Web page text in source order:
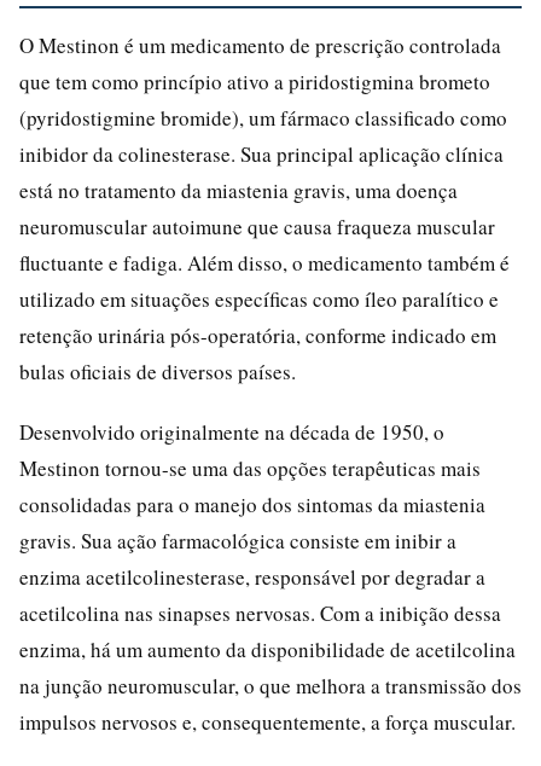
O Mestinon é um medicamento de prescrição controlada
que tem como princípio ativo a piridostigmina brometo
(pyridostigmine bromide), um fármaco classificado como
inibidor da colinesterase. Sua principal aplicação clínica
está no tratamento da miastenia gravis, uma doença
neuromuscular autoimune que causa fraqueza muscular
fluctuante e fadiga. Além disso, o medicamento também é
utilizado em situações específicas como íleo paralítico e
retenção urinária pós-operatória, conforme indicado em
bulas oficiais de diversos países.
Desenvolvido originalmente na década de 1950, o
Mestinon tornou-se uma das opções terapêuticas mais
consolidadas para o manejo dos sintomas da miastenia
gravis. Sua ação farmacológica consiste em inibir a
enzima acetilcolinesterase, responsável por degradar a
acetilcolina nas sinapses nervosas. Com a inibição dessa
enzima, há um aumento da disponibilidade de acetilcolina
na junção neuromuscular, o que melhora a transmissão dos
impulsos nervosos e, consequentemente, a força muscular.